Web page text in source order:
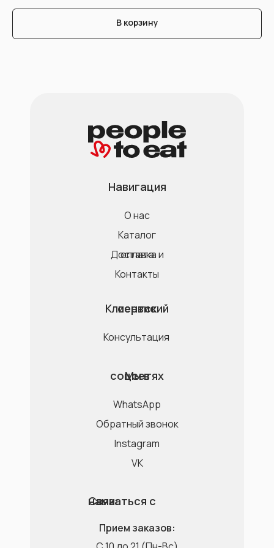
В корзину
Прием заказов:
Навигация
О нас
Контакты
Каталог
Доставка и оплата
Консультация
Клиентский сервис
Instagram
VK
WhatsApp
Обратный звонок
Мы в соцсетях
Связаться с нами: